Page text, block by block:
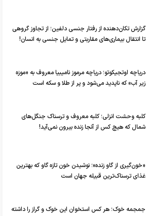
گزارش تکان‌دهنده از رفتار جنسی دلفین؛ از تجاوز گروهی
تا انتقال بیماری‌های مقاربتی و تمایل جنسی به انسان!
دریاچه اوتجیکوتو؛ دریاچه مرموز نامیبیا معروف به «موزه
زیر آب» که ناپدید می‌شود و پر از طلا و سکه است
کلبه وحشت انزلی؛ کلبه معروف و ترسناک جنگل‌های
شمال که هیچ کس از آنجا زنده بیرون نمی‌آید!
«خون‌گیری از گاو زنده»؛ نوشیدن خون تازه گاو که بهترین
غذای ترسناک‌ترین قبیله جهان است
جمجمه خوک؛ هر کس استخوان این خوک و گراز را داشته